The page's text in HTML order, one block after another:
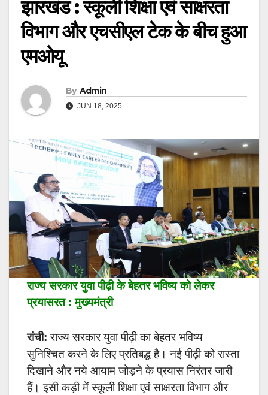
झारखंड : स्कूली शिक्षा एवं साक्षरता
विभाग और एचसीएल टेक के बीच हुआ
एमओयू
By Admin
JUN 18, 2025
राज्य सरकार युवा पीढ़ी के बेहतर भविष्य को लेकर
प्रयासरत : मुख्यमंत्री
रांची: राज्य सरकार युवा पीढ़ी का बेहतर भविष्य
सुनिश्चित करने के लिए प्रतिबद्ध है। नई पीढ़ी को रास्ता
दिखाने और नये आयाम जोड़ने के प्रयास निरंतर जारी
हैं। इसी कड़ी में स्कूली शिक्षा एवं साक्षरता विभाग और